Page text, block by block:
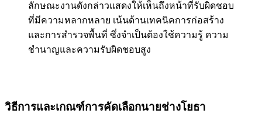
ลักษณะงานดังกล่าวแสดงให้เห็นถึงหน้าที่รับผิดชอบ
ที่มีความหลากหลาย เน้นด้านเทคนิคการก่อสร้าง
และการสำรวจพื้นที่ ซึ่งจำเป็นต้องใช้ความรู้ ความ
ชำนาญและความรับผิดชอบสูง
วิธีการและเกณฑ์การคัดเลือกนายช่างโยธา